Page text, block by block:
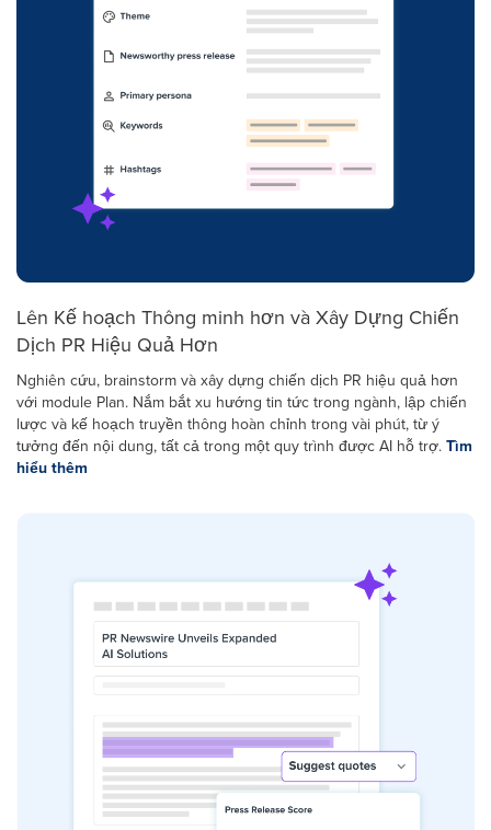
Lên Kế hoạch Thông minh hơn và Xây Dựng Chiến
Dịch PR Hiệu Quả Hơn
Nghiên cứu, brainstorm và xây dựng chiến dịch PR hiệu quả hơn
với module Plan. Nắm bắt xu hướng tin tức trong ngành, lập chiến
lược và kế hoạch truyền thông hoàn chỉnh trong vài phút, từ ý
tưởng đến nội dung, tất cả trong một quy trình được AI hỗ trợ.Tìm
hiểu thêm